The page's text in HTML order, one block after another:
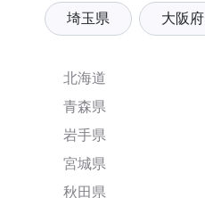
埼玉県 大阪府
北海道
青森県
岩手県
宮城県
秋田県